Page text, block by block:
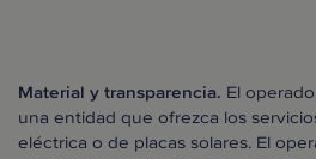
Material y transparencia. El
una entidad que ofrezca los
eléctrica o de placas solares. El